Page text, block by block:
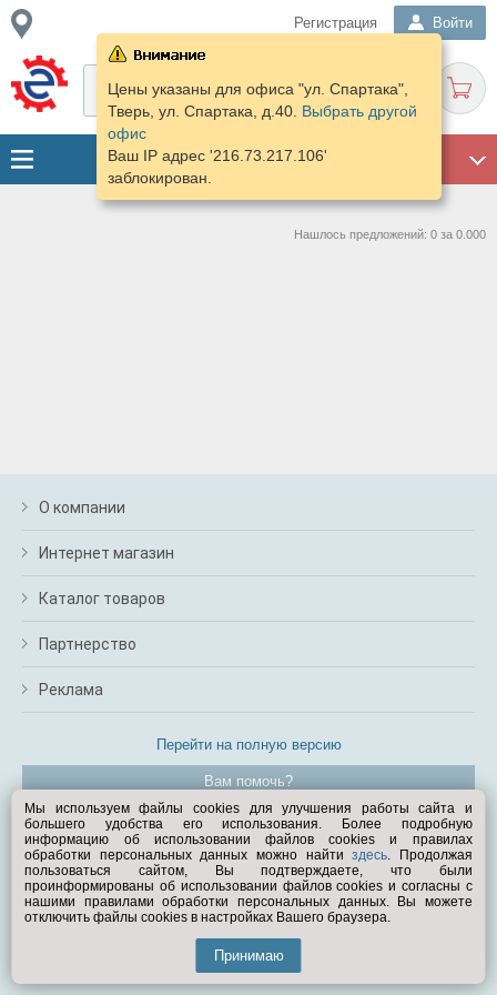
Регистрация Войти
Цены указаны для офиса "ул. Спартака",
Тверь, ул. Спартака, д.40. Выбрать другой
офис
Ваш IP адрес '216.73.217.106'
заблокирован.
Нашлось предложений: 0 за 0.000
О компании
Интернет магазин
Каталог товаров
Партнерство
Реклама
Перейти на полную версию
Вам помочь?
© Exist.ru 1998—2026
Мы используем файлы cookies для улучшения работы сайта и
большего удобства его использования. Более подробную
информацию об использовании файлов cookies и правилах
обработки персональных данных можно найтиздесь. Продолжая
пользоваться сайтом, Вы подтверждаете, что были
проинформированы об использовании файлов cookies и согласны с
нашими правилами обработки персональных данных. Вы можете
отключить файлы cookies в настройках Вашего браузера.
Принимаю